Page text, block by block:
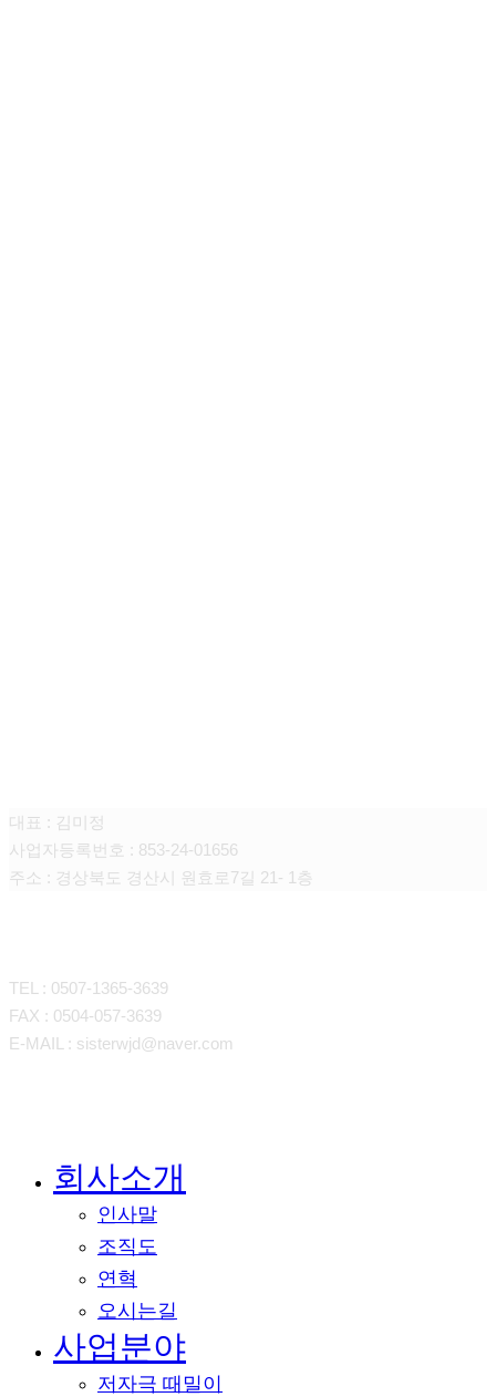
대표 : 김미정
사업자등록번호 : 853-24-01656
주소 : 경상북도 경산시 원효로7길 21- 1층
TEL : 0507-1365-3639
FAX : 0504-057-3639
E-MAIL : sisterwjd@naver.com
회사소개
인사말
조직도
연혁
오시는길
사업분야
저자극 때밀이